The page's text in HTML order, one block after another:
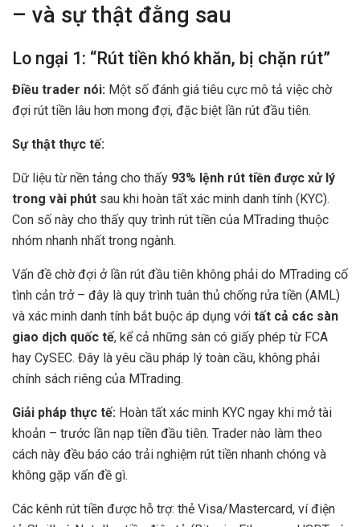
– và sự thật đằng sau
Lo ngại 1: “Rút tiền khó khăn, bị chặn rút”
Điều trader nói: Một số đánh giá tiêu cực mô tả việc chờ
đợi rút tiền lâu hơn mong đợi, đặc biệt lần rút đầu tiên.
Sự thật thực tế:
Dữ liệu từ nền tảng cho thấy 93% lệnh rút tiền được xử lý
trong vài phút sau khi hoàn tất xác minh danh tính (KYC).
Con số này cho thấy quy trình rút tiền của MTrading thuộc
nhóm nhanh nhất trong ngành.
Vấn đề chờ đợi ở lần rút đầu tiên không phải do MTrading cố
tình cản trở – đây là quy trình tuân thủ chống rửa tiền (AML)
và xác minh danh tính bắt buộc áp dụng với tất cả các sàn
giao dịch quốc tế, kể cả những sàn có giấy phép từ FCA
hay CySEC. Đây là yêu cầu pháp lý toàn cầu, không phải
chính sách riêng của MTrading.
Giải pháp thực tế: Hoàn tất xác minh KYC ngay khi mở tài
khoản – trước lần nạp tiền đầu tiên. Trader nào làm theo
cách này đều báo cáo trải nghiệm rút tiền nhanh chóng và
không gặp vấn đề gì.
Các kênh rút tiền được hỗ trợ: thẻ Visa/Mastercard, ví điện